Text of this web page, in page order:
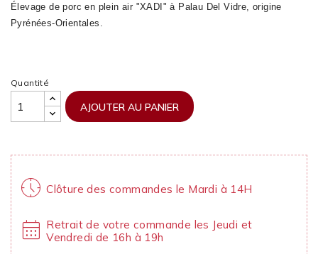
Élevage de porc en plein air "XADI" à Palau Del Vidre, origine
Pyrénées-Orientales.
Quantité
AJOUTER AU PANIER
nest_clock_farsight_analog Clôture des commandes le Mardi à 14H
calendar_month Retrait de votre commande les Jeudi et
Vendredi de 16h à 19h